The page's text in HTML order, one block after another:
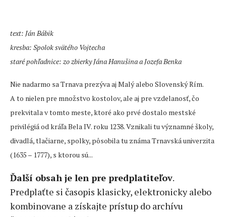
text: Ján Bábik
kresba: Spolok svätého Vojtecha
staré pohľadnice: zo zbierky Jána Hanušina a Jozefa Benka
Nie nadarmo sa Trnava prezýva aj Malý alebo Slovenský Rím.
A to nielen pre množstvo kostolov, ale aj pre vzdelanosť, čo
prekvitala v tomto meste, ktoré ako prvé dostalo mestské
privilégiá od kráľa Bela IV. roku 1238. Vznikali tu významné školy,
divadlá, tlačiarne, spolky, pôsobila tu známa Trnavská univerzita
(1635 – 1777), s ktorou sú...
Ďalší obsah je len pre predplatiteľov.
Predplaťte si časopis klasicky, elektronicky alebo
kombinovane a získajte prístup do archívu